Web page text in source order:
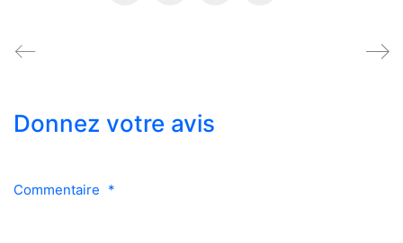
Donnez votre avis
Commentaire *